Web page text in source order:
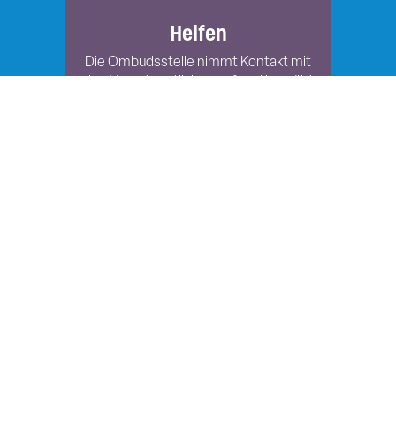
Helfen
Die Ombudsstelle nimmt Kontakt mit